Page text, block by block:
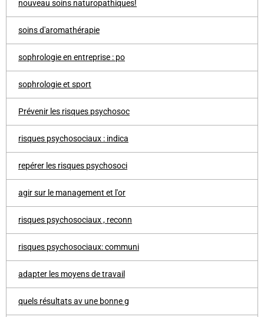
nouveau soins naturopathiques!
soins d'aromathérapie
sophrologie en entreprise : po
sophrologie et sport
Prévenir les risques psychosoc
risques psychosociaux : indica
repérer les risques psychosoci
agir sur le management et l'or
risques psychosociaux , reconn
risques psychosociaux: communi
adapter les moyens de travail
quels résultats av une bonne g